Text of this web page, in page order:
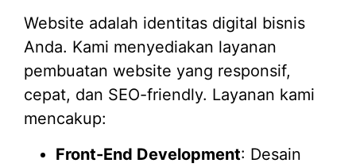
Website adalah identitas digital bisnis
Anda. Kami menyediakan layanan
pembuatan website yang responsif,
cepat, dan SEO-friendly. Layanan kami
mencakup:
Front-End Development: Desain